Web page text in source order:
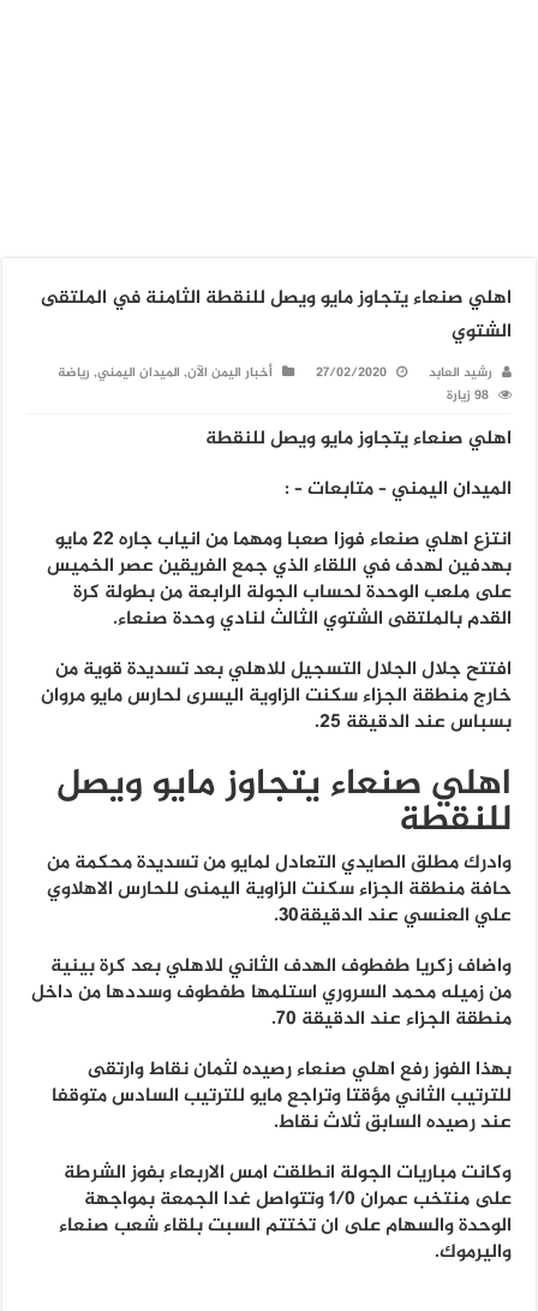
اهلي صنعاء يتجاوز مايو ويصل للنقطة الثامنة في الملتقى
الشتوي
رشيد العابد 27/02/2020 أخبار اليمن الآن, الميدان اليمني, رياضة
98 زيارة
اهلي صنعاء يتجاوز مايو ويصل للنقطة
الميدان اليمني – متابعات – :
انتزع اهلي صنعاء فوزا صعبا ومهما من انياب جاره 22 مايو
بهدفين لهدف في اللقاء الذي جمع الفريقين عصر الخميس
على ملعب الوحدة لحساب الجولة الرابعة من بطولة كرة
القدم بالملتقى الشتوي الثالث لنادي وحدة صنعاء.
افتتح جلال الجلال التسجيل للاهلي بعد تسديدة قوية من
خارج منطقة الجزاء سكنت الزاوية اليسرى لحارس مايو مروان
بسباس عند الدقيقة 25.
اهلي صنعاء يتجاوز مايو ويصل
للنقطة
وادرك مطلق الصايدي التعادل لمايو من تسديدة محكمة من
حافة منطقة الجزاء سكنت الزاوية اليمنى للحارس الاهلاوي
علي العنسي عند الدقيقة30.
واضاف زكريا طفطوف الهدف الثاني للاهلي بعد كرة بينية
من زميله محمد السروري استلمها طفطوف وسددها من داخل
منطقة الجزاء عند الدقيقة 70.
بهذا الفوز رفع اهلي صنعاء رصيده لثمان نقاط وارتقى
للترتيب الثاني مؤقتا وتراجع مايو للترتيب السادس متوقفا
عند رصيده السابق ثلاث نقاط.
وكانت مباريات الجولة انطلقت امس الاربعاء بفوز الشرطة
على منتخب عمران 1/0 وتتواصل غدا الجمعة بمواجهة
الوحدة والسهام على ان تختتم السبت بلقاء شعب صنعاء
واليرموك.